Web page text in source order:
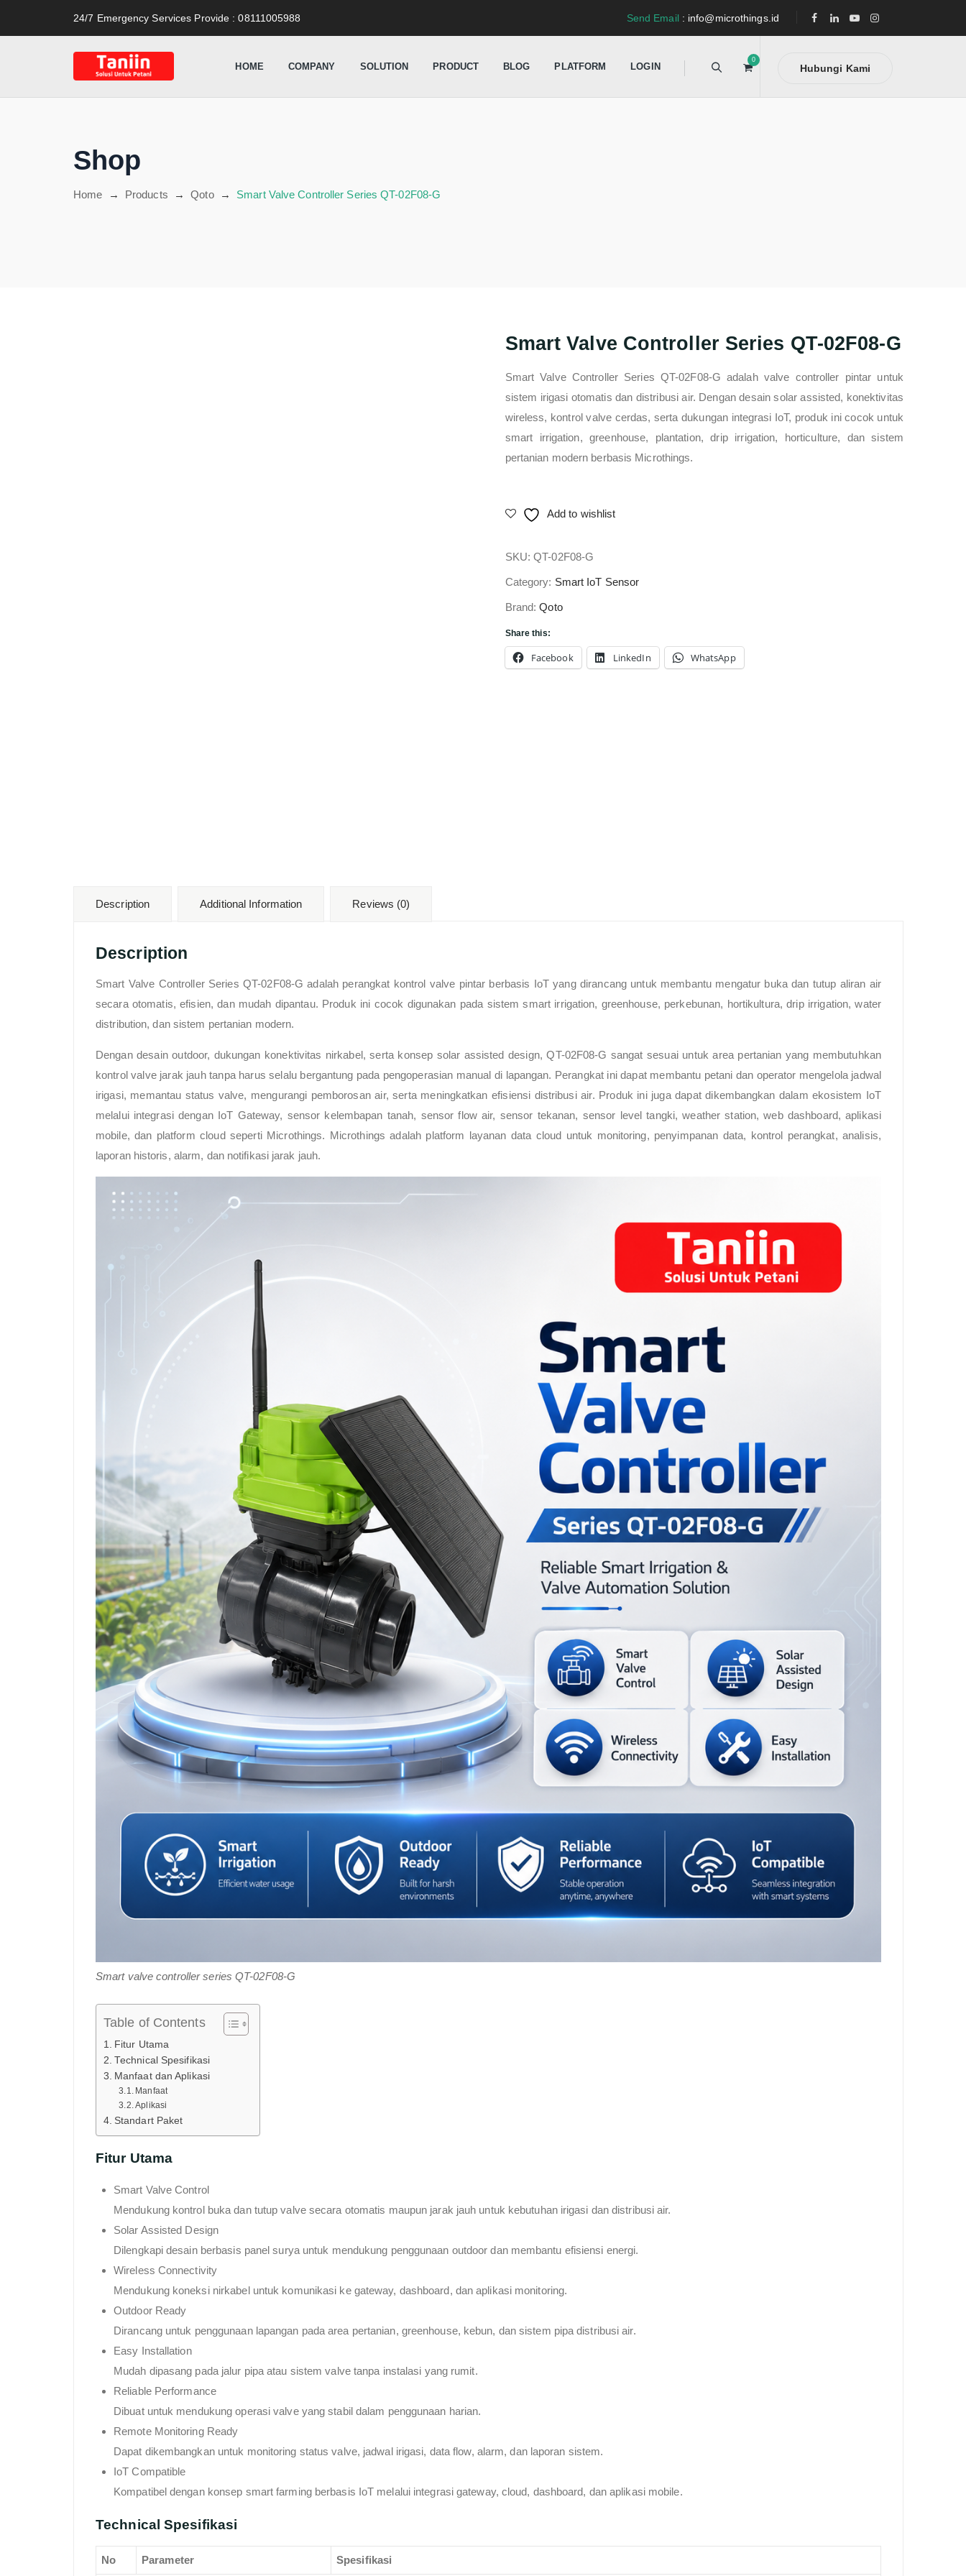
24/7 Emergency Services Provide : 08111005988 Send Email : info@microthings.id
Hubungi Kami
0
HOME COMPANY SOLUTION PRODUCT BLOG PLATFORM LOGIN
Shop
Home → Products →Qoto→ Smart Valve Controller Series QT-02F08-G
Smart Valve Controller Series QT-02F08-G
Smart Valve Controller Series QT-02F08-G adalah valve controller pintar untuk
sistem irigasi otomatis dan distribusi air. Dengan desain solar assisted, konektivitas
wireless, kontrol valve cerdas, serta dukungan integrasi IoT, produk ini cocok untuk
smart irrigation, greenhouse, plantation, drip irrigation, horticulture, dan sistem
pertanian modern berbasis Microthings.
Add to wishlist
SKU:QT-02F08-G
Category: Smart IoT Sensor
Brand:Qoto
Share this:
Facebook LinkedIn WhatsApp
Description Additional Information Reviews (0)
Description
Smart Valve Controller Series QT-02F08-G adalah perangkat kontrol valve pintar berbasis IoT yang dirancang untuk membantu mengatur buka dan tutup aliran air
secara otomatis, efisien, dan mudah dipantau. Produk ini cocok digunakan pada sistem smart irrigation, greenhouse, perkebunan, hortikultura, drip irrigation, water
distribution, dan sistem pertanian modern.
Dengan desain outdoor, dukungan konektivitas nirkabel, serta konsep solar assisted design, QT-02F08-G sangat sesuai untuk area pertanian yang membutuhkan
kontrol valve jarak jauh tanpa harus selalu bergantung pada pengoperasian manual di lapangan. Perangkat ini dapat membantu petani dan operator mengelola jadwal
irigasi, memantau status valve, mengurangi pemborosan air, serta meningkatkan efisiensi distribusi air. Produk ini juga dapat dikembangkan dalam ekosistem IoT
melalui integrasi dengan IoT Gateway, sensor kelembapan tanah, sensor flow air, sensor tekanan, sensor level tangki, weather station, web dashboard, aplikasi
mobile, dan platform cloud seperti Microthings. Microthings adalah platform layanan data cloud untuk monitoring, penyimpanan data, kontrol perangkat, analisis,
laporan historis, alarm, dan notifikasi jarak jauh.
Smart valve controller series QT-02F08-G
Table of Contents
Fitur Utama
Technical Spesifikasi
Manfaat dan Aplikasi
Manfaat
Aplikasi
Standart Paket
Fitur Utama
Smart Valve Control
Mendukung kontrol buka dan tutup valve secara otomatis maupun jarak jauh untuk kebutuhan irigasi dan distribusi air.
Solar Assisted Design
Dilengkapi desain berbasis panel surya untuk mendukung penggunaan outdoor dan membantu efisiensi energi.
Wireless Connectivity
Mendukung koneksi nirkabel untuk komunikasi ke gateway, dashboard, dan aplikasi monitoring.
Outdoor Ready
Dirancang untuk penggunaan lapangan pada area pertanian, greenhouse, kebun, dan sistem pipa distribusi air.
Easy Installation
Mudah dipasang pada jalur pipa atau sistem valve tanpa instalasi yang rumit.
Reliable Performance
Dibuat untuk mendukung operasi valve yang stabil dalam penggunaan harian.
Remote Monitoring Ready
Dapat dikembangkan untuk monitoring status valve, jadwal irigasi, data flow, alarm, dan laporan sistem.
IoT Compatible
Kompatibel dengan konsep smart farming berbasis IoT melalui integrasi gateway, cloud, dashboard, dan aplikasi mobile.
Technical Spesifikasi
No Parameter Spesifikasi